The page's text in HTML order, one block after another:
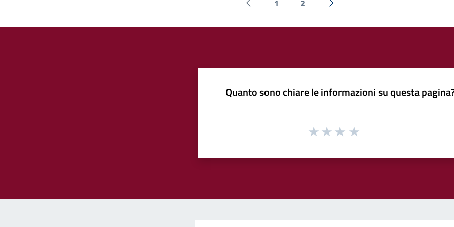
Pagina precedente
1 2
Successiva »
Quanto sono chiare le informazioni su questa